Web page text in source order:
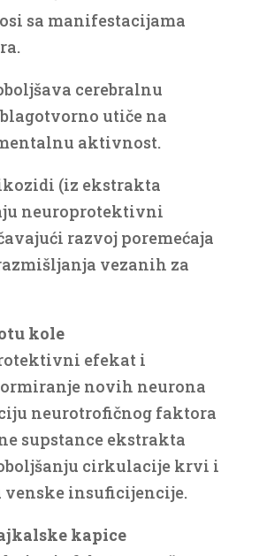
sa manifestacijama
cerebralnu
utiče na
aktivnost.
(iz ekstrakta
neuroprotektivni
razvoj poremećaja
vezanih za
kole
efekat i
novih neurona
neurotrofičnog faktora
supstance ekstrakta
cirkulacije krvi i
venske insuficijencije.
kapice